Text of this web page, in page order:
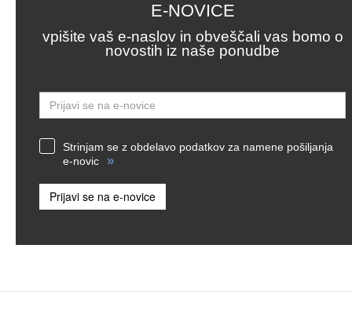
E-NOVICE
vpišite vaš e-naslov in obveščali vas bomo o
novostih iz naše ponudbe
Strinjam se z obdelavo podatkov za namene pošiljanja
e-novic
»
Prijavi se na e-novice